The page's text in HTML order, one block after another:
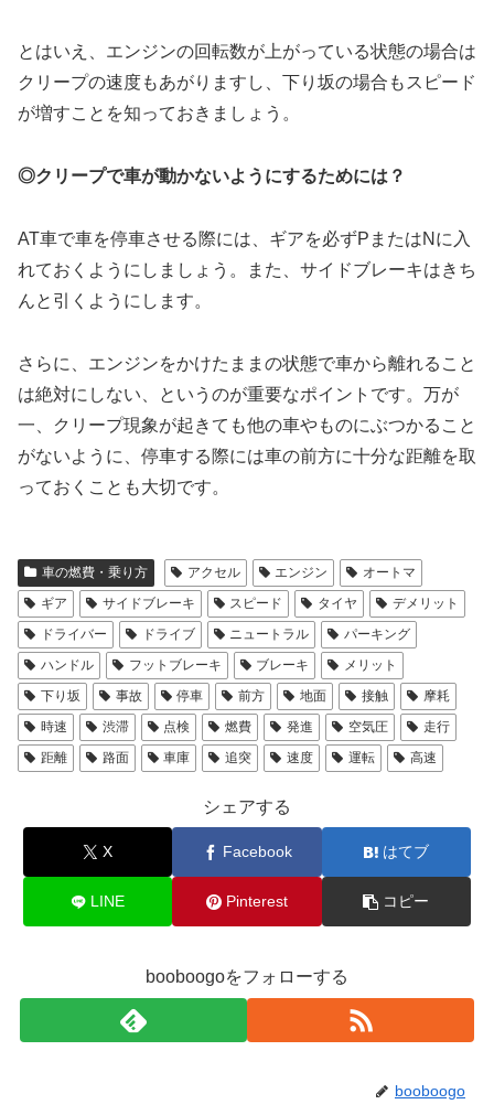
とはいえ、エンジンの回転数が上がっている状態の場合は
クリープの速度もあがりますし、下り坂の場合もスピード
が増すことを知っておきましょう。
◎クリープで車が動かないようにするためには？
AT車で車を停車させる際には、ギアを必ずPまたはNに入
れておくようにしましょう。また、サイドブレーキはきち
んと引くようにします。
さらに、エンジンをかけたままの状態で車から離れること
は絶対にしない、というのが重要なポイントです。万が
一、クリープ現象が起きても他の車やものにぶつかること
がないように、停車する際には車の前方に十分な距離を取
っておくことも大切です。
車の燃費・乗り方 アクセル エンジン
オートマ
ギア
サイドブレーキ スピード タイヤ
デメリット
ドライバー
ドライブ ニュートラル
パーキング
ハンドル
フットブレーキ ブレーキ
メリット
下り坂
事故 停車 前方 地面 接触
摩耗
時速
渋滞 点検 燃費 発進 空気圧
走行
距離
路面 車庫 追突 速度 運転 高速
シェアする
X Facebook はてブ
LINE Pinterest コピー
booboogoをフォローする
booboogo